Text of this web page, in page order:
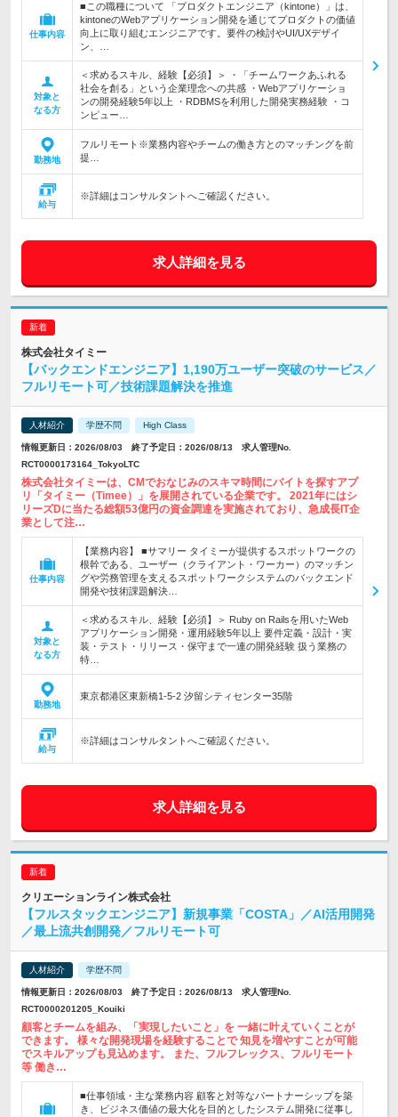
仕事内容
■この職種について 「プロダクトエンジニア（kintone）」は、
kintoneのWebアプリケーション開発を通じてプロダクトの価値
向上に取り組むエンジニアです。要件の検討やUI/UXデザイ
ン、…
対象と
なる方
＜求めるスキル、経験【必須】＞ ・「チームワークあふれる
社会を創る」という企業理念への共感 ・Webアプリケーショ
ンの開発経験5年以上 ・RDBMSを利用した開発実務経験 ・コ
ンピュー…
勤務地
フルリモート※業務内容やチームの働き方とのマッチングを前
提…
給与
※詳細はコンサルタントへご確認ください。
求人詳細を見る
株式会社タイミー
【バックエンドエンジニア】1,190万ユーザー突破のサービス／
フルリモート可／技術課題解決を推進
人材紹介 学歴不問 High Class
情報更新日：2026/08/03 終了予定日：2026/08/13 求人管理No.
RCT0000173164_TokyoLTC
株式会社タイミーは、CMでおなじみのスキマ時間にバイトを探すアプ
リ「タイミー（Timee）」を展開されている企業です。 2021年にはシ
リーズDに当たる総額53億円の資金調達を実施されており、急成長IT企
業として注…
仕事内容
【業務内容】 ■サマリー タイミーが提供するスポットワークの
根幹である、ユーザー（クライアント・ワーカー）のマッチン
グや労務管理を支えるスポットワークシステムのバックエンド
開発や技術課題解決…
対象と
なる方
＜求めるスキル、経験【必須】＞ Ruby on Railsを用いたWeb
アプリケーション開発・運用経験5年以上 要件定義・設計・実
装・テスト・リリース・保守まで一連の開発経験 扱う業務の
特…
勤務地
東京都港区東新橋1-5-2 汐留シティセンター35階
給与
※詳細はコンサルタントへご確認ください。
求人詳細を見る
クリエーションライン株式会社
【フルスタックエンジニア】新規事業「COSTA」／AI活用開発
／最上流共創開発／フルリモート可
人材紹介 学歴不問
情報更新日：2026/08/03 終了予定日：2026/08/13 求人管理No.
RCT0000201205_Kouiki
顧客とチームを組み、「実現したいこと」を 一緒に叶えていくことが
できます。 様々な開発現場を経験することで 知見を増やすことが可能
でスキルアップも見込めます。 また、フルフレックス、フルリモート
等 働き…
■仕事領域・主な業務内容 顧客と対等なパートナーシップを築
き、ビジネス価値の最大化を目的としたシステム開発に従事し